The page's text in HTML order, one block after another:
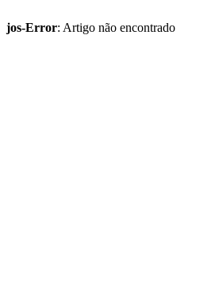
jos-Error: Artigo não encontrado